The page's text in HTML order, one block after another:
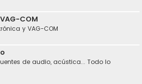
COM
y VAG-COM
de audio, acústica... Todo lo